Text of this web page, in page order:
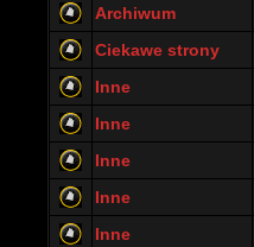
Archiwum
Ciekawe strony
Inne
Inne
Inne
Inne
Inne